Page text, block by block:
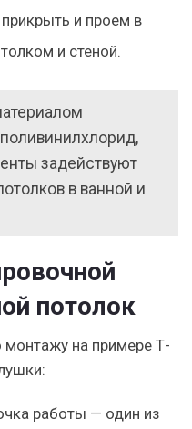
и проем в
и стеной.
задействуют
в ванной и
потолок
монтажу на примере Т-
работы — один из